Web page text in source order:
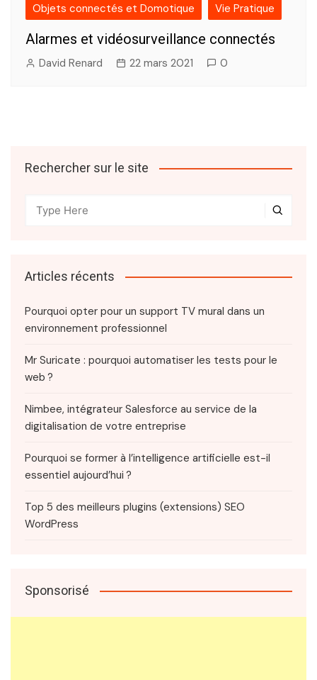
Objets connectés et Domotique Vie Pratique
Alarmes et vidéosurveillance connectés
David Renard 22 mars 2021 0
Rechercher sur le site
Articles récents
Pourquoi opter pour un support TV mural dans un
environnement professionnel
Mr Suricate : pourquoi automatiser les tests pour le
web ?
Nimbee, intégrateur Salesforce au service de la
digitalisation de votre entreprise
Pourquoi se former à l’intelligence artificielle est-il
essentiel aujourd’hui ?
Top 5 des meilleurs plugins (extensions) SEO
WordPress
Sponsorisé